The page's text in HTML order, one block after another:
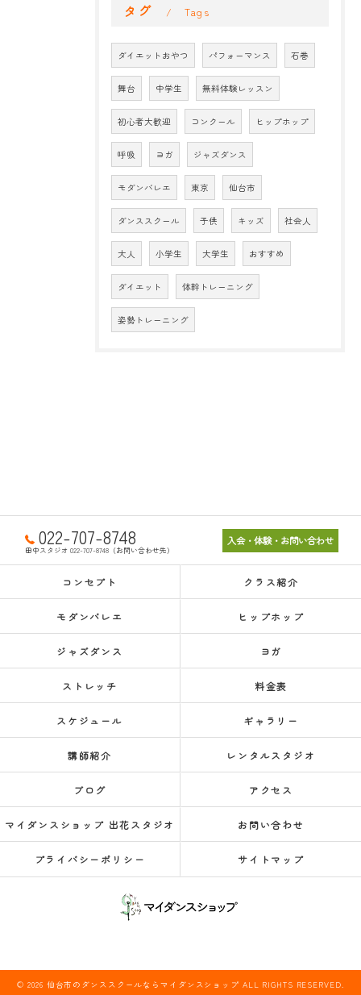
タグ Tags
ダイエットおやつ パフォーマンス 石巻
舞台 中学生 無料体験レッスン
初心者大歓迎 コンクール ヒップホップ
呼吸 ヨガ ジャズダンス
モダンバレエ 東京 仙台市
ダンススクール 子供 キッズ 社会人
大人 小学生 大学生 おすすめ
ダイエット 体幹トレーニング
姿勢トレーニング
022-707-8748
田中スタジオ 022-707-8748（お問い合わせ先）
入会・体験・お問い合わせ
コンセプト クラス紹介
モダンバレエ ヒップホップ
ジャズダンス ヨガ
ストレッチ 料金表
スケジュール ギャラリー
講師紹介 レンタルスタジオ
ブログ アクセス
マイダンスショップ 出花スタジオ お問い合わせ
プライバシーポリシー サイトマップ
© 2026 仙台市のダンススクールならマイダンスショップ ALL RIGHTS RESERVED.